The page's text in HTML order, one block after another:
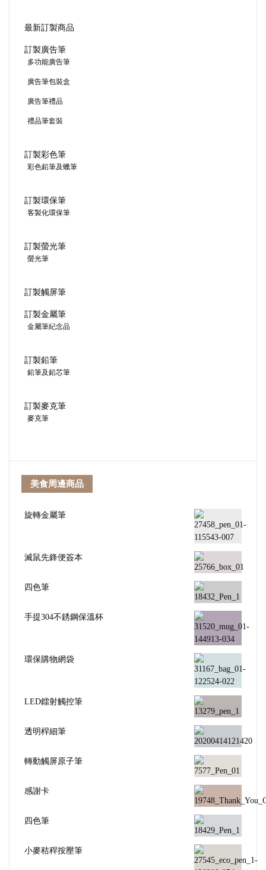
最新訂製商品
訂製廣告筆
多功能廣告筆
廣告筆包裝盒
廣告筆禮品
禮品筆套裝
訂製彩色筆
彩色鉛筆及蠟筆
訂製環保筆
客製化環保筆
訂製螢光筆
螢光筆
訂製觸屏筆
訂製金屬筆
金屬筆紀念品
訂製鉛筆
鉛筆及鉛芯筆
訂製麥克筆
麥克筆
美食周邊商品
旋轉金屬筆
滅鼠先鋒便簽本
四色筆
手提304不銹鋼保溫杯
環保購物網袋
LED鐳射觸控筆
透明桿細筆
轉動觸屏原子筆
感謝卡
四色筆
小麥秸稈按壓筆